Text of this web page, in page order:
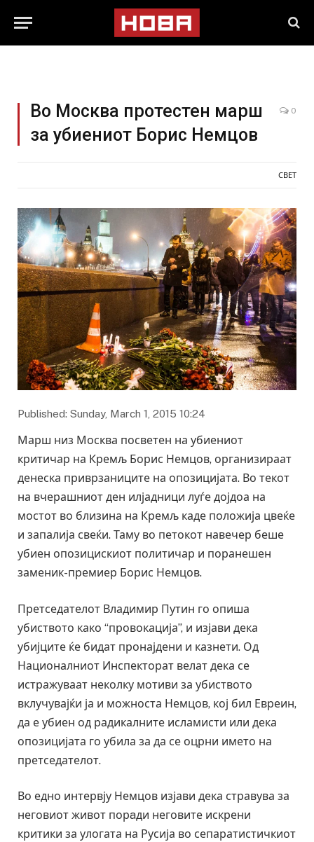
Во Москва протестен марш
за убиениот Борис Немцов
0
СВЕТ
Published: Sunday, March 1, 2015 10:24
Марш низ Москва посветен на убиениот
критичар на Кремљ Борис Немцов, организираат
денеска приврзаниците на опозицијата. Во текот
на вчерашниот ден илјадници луѓе дојдоа на
мостот во близина на Кремљ каде положија цвеќе
и запалија свеќи. Таму во петокот навечер беше
убиен опозицискиот политичар и поранешен
заменик-премиер Борис Немцов.
Претседателот Владимир Путин го опиша
убиството како “провокација”, и изјави дека
убијците ќе бидат пронајдени и казнети. Од
Националниот Инспекторат велат дека се
истражуваат неколку мотиви за убиството
вклучувајќи ја и можноста Немцов, кој бил Евреин,
да е убиен од радикалните исламисти или дека
опозицијата го убила за да се оцрни името на
претседателот.
Во едно интервју Немцов изјави дека стравува за
неговиот живот порaди неговите искрени
критики за улогата на Русија во сепаратистичкиот